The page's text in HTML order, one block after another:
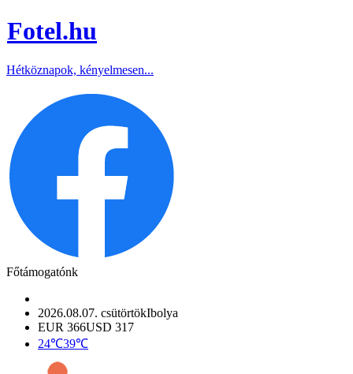
Fotel.hu
Hétköznapok, kényelmesen...
Főtámogatónk
2026.08.07. csütörtökIbolya
EUR 366USD 317
24℃39℃